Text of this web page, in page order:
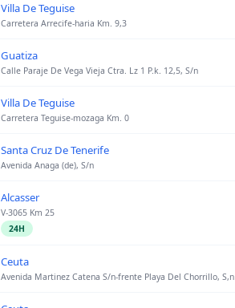
Villa De Teguise
Carretera Arrecife-haria Km. 9,3
Guatiza
Calle Paraje De Vega Vieja Ctra. Lz 1 P.k. 12,5, S/n
Villa De Teguise
Carretera Teguise-mozaga Km. 0
Santa Cruz De Tenerife
Avenida Anaga (de), S/n
Alcasser
V-3065 Km 25
24H
Ceuta
Avenida Martinez Catena S/n-frente Playa Del Chorrillo, S,n